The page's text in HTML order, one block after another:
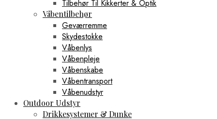
Tilbehør Til Kikkerter & Optik
Våbentilbehør
Geværremme
Skydestokke
Våbenlys
Våbenpleje
Våbenskabe
Våbentransport
Våbenudstyr
Outdoor Udstyr
Drikkesystemer & Dunke